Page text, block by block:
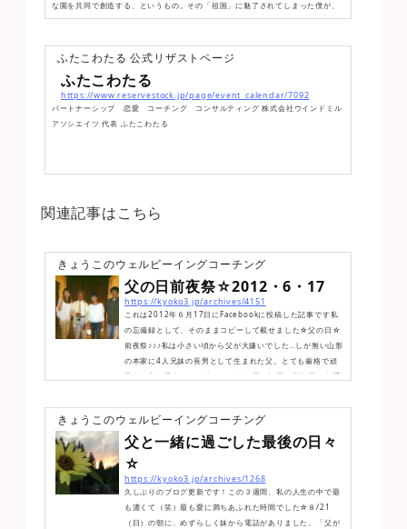
な園を共同で創造する、というもの。その「祖国」に魅了されてしまった僕が、
祖国誕生への道のりや、関連する情報を好き勝手に発信します。（アナスタシア
ふたこわたる 公式リザストページ
ふたこわたる
https://www.reservestock.jp/page/event_calendar/7092
パートナーシップ 恋愛 コーチング コンサルティング 株式会社ウインドミル
アソシエイツ 代表 ふたこわたる
関連記事はこちら
きょうこのウェルビーイングコーチング
父の日前夜祭☆2012・6・17
https://kyoko3.jp/archives/4151
これは2012年６月17日にFacebookに投稿した記事です私
の忘備録として、そのままコピーして載せました☆父の日☆
前夜祭♪♪♪私は小さい頃から父が大嫌いでした…しが無い山形
の本家に4人兄妹の長男として生まれた父。とても厳格で頑
固者。私は長女として生まれ、妹、母、祖母、曽祖母と女系
威厳を保っていました。私は子供の頃、父に褒められた記憶
がありません。常に「お前が悪い」「だからダメなんだ」と
否定され続け、「親に面倒見てもらってるうちは口答えする
な！」が口癖でした...
きょうこのウェルビーイングコーチング
父と一緒に過ごした最後の日々
☆
https://kyoko3.jp/archives/1268
久しぶりのブログ更新です！この３週間、私の人生の中で最
も濃くて（笑）最も愛に満ちあふれた時間でした☆８/21
（日）の朝に、めずらしく妹から電話がありました。「父が